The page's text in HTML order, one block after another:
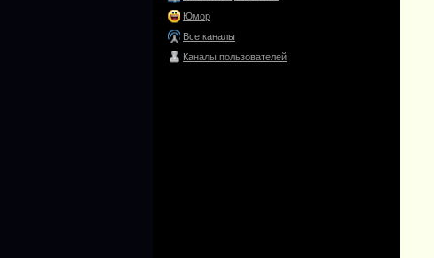
Юмор
Все каналы
Каналы пользователей